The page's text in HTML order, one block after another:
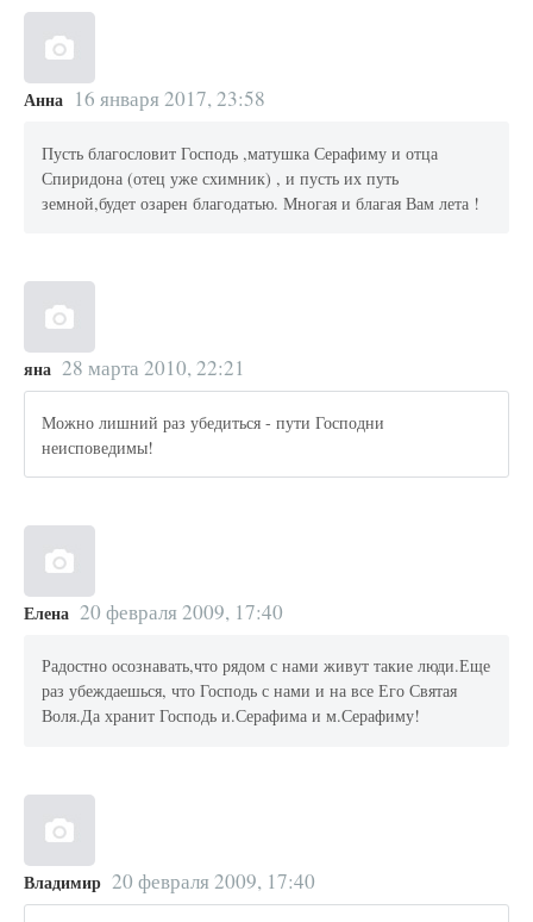
Анна 16 января 2017, 23:58
Пусть благословит Господь ,матушка Серафиму и отца
Спиридона (отец уже схимник) , и пусть их путь
земной,будет озарен благодатью. Многая и благая Вам лета !
яна 28 марта 2010, 22:21
Можно лишний раз убедиться - пути Господни
неисповедимы!
Елена 20 февраля 2009, 17:40
Радостно осознавать,что рядом с нами живут такие люди.Еще
раз убеждаешься, что Господь с нами и на все Его Святая
Воля.Да хранит Господь и.Серафима и м.Серафиму!
Владимир 20 февраля 2009, 17:40